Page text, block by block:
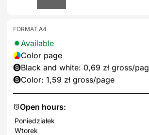
Open hours:
Poniedziałek
Wtorek
FORMAT A4
Available
Color page
Black and white: 0,69 zł gross/
Color: 1,59 zł gross/page